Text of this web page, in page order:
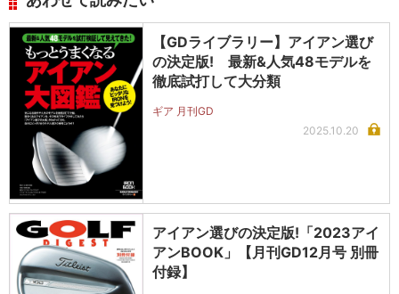
【GDライブラリー】アイアン選び
の決定版! 最新&人気48モデルを
徹底試打して大分類
ギア 月刊GD
2025.10.20
アイアン選びの決定版!「2023アイ
アンBOOK」【月刊GD12月号 別冊
付録】